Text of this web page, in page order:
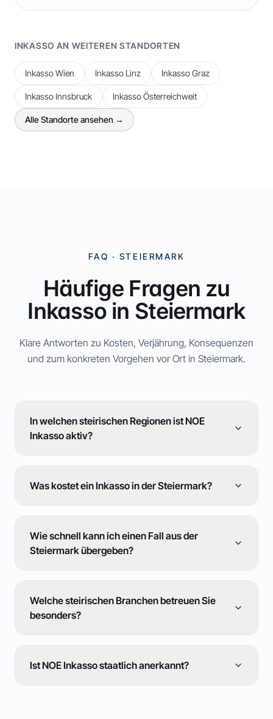
INKASSO AN WEITEREN STANDORTEN
InkassoWien Inkasso Linz InkassoGraz
Inkasso Innsbruck InkassoÖsterreichweit
Alle Standorte ansehen →
FAQ · STEIERMARK
Häufige Fragen zu
Inkasso in Steiermark
Klare Antworten zu Kosten, Verjährung, Konsequenzen
und zum konkreten Vorgehen vor Ort in Steiermark.
In welchen steirischen Regionen ist NOE
Inkasso aktiv?
Was kostet ein Inkasso in der Steiermark?
Wie schnell kann ich einen Fall aus der
Steiermark übergeben?
Welche steirischen Branchen betreuen Sie
besonders?
Ist NOE Inkasso staatlich anerkannt?